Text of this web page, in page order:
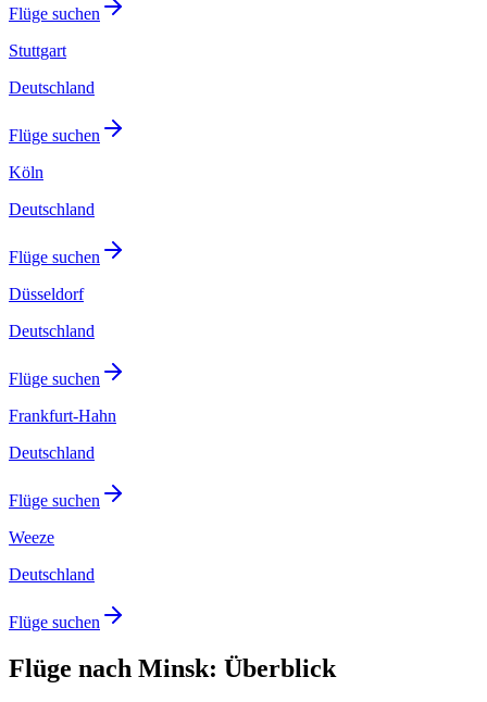
Flüge suchen
Stuttgart
Deutschland
Flüge suchen
Köln
Deutschland
Flüge suchen
Düsseldorf
Deutschland
Flüge suchen
Frankfurt-Hahn
Deutschland
Flüge suchen
Weeze
Deutschland
Flüge suchen
Flüge nach Minsk: Überblick